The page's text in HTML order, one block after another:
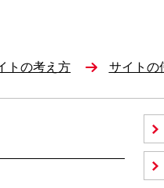
トの考え方 サイトの